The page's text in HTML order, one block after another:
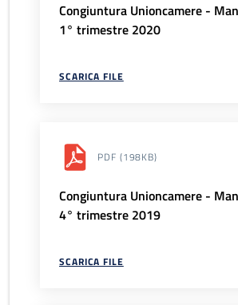
Congiuntura Unioncamere -
1° trimestre 2020
SCARICA FILE
PDF (198KB)
Congiuntura Unioncamere -
4° trimestre 2019
SCARICA FILE